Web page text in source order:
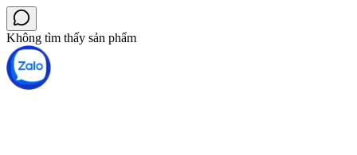
Không tìm thấy sản phẩm